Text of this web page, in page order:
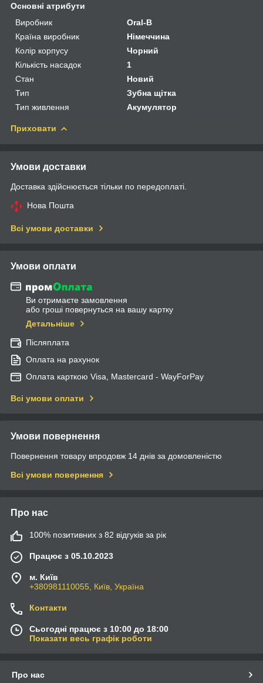
Основні атрибути
Виробник
Oral-B
Країна виробник
Німеччина
Колір корпусу
Чорний
Кількість насадок
1
Стан
Новий
Тип
Зубна щітка
Тип живлення
Акумулятор
Приховати
Умови доставки
Доставка здійснюється тільки по передоплаті.
Нова Пошта
Всі умови доставки
Умови оплати
Ви отримаєте замовлення
або гроші повернуться на вашу картку
Детальніше
Післяплата
Оплата на рахунок
Оплата карткою Visa, Mastercard - WayForPay
Всі умови оплати
Умови повернення
Повернення товару впродовж 14 днів за домовленістю
Всі умови повернення
Про нас
100% позитивних з 82 відгуків за рік
Працює з 05.10.2023
м. Київ
+380981110055, Київ, Україна
Контакти
Сьогодні працює з 10:00 до 18:00
Показати весь графік роботи
Про нас